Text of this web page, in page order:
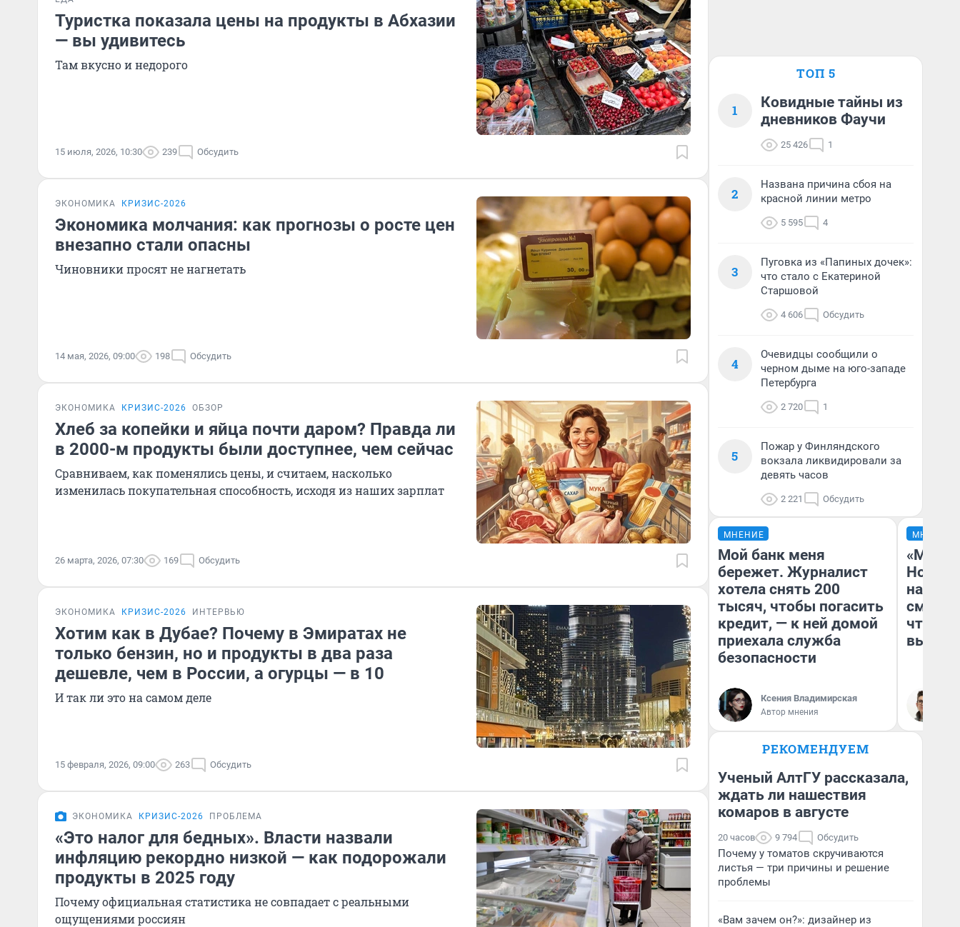
Туристка показала цены на продукты в Абхазии
— вы удивитесь
Там вкусно и недорого
15 июля, 2026, 10:30 239 Обсудить
ЭКОНОМИКА КРИЗИС-2026
Экономика молчания: как прогнозы о росте цен
внезапно стали опасны
Чиновники просят не нагнетать
14 мая, 2026, 09:00 198 Обсудить
ЭКОНОМИКА КРИЗИС-2026 ОБЗОР
Хлеб за копейки и яйца почти даром? Правда ли
в 2000-м продукты были доступнее, чем сейчас
Сравниваем, как поменялись цены, и считаем, насколько
изменилась покупательная способность, исходя из наших зарплат
26 марта, 2026, 07:30 169 Обсудить
ЭКОНОМИКА КРИЗИС-2026 ИНТЕРВЬЮ
Хотим как в Дубае? Почему в Эмиратах не
только бензин, но и продукты в два раза
дешевле, чем в России, а огурцы — в 10
И так ли это на самом деле
15 февраля, 2026, 09:00 263 Обсудить
ЭКОНОМИКА КРИЗИС-2026 ПРОБЛЕМА
«Это налог для бедных». Власти назвали
инфляцию рекордно низкой — как подорожали
продукты в 2025 году
Почему официальная статистика не совпадает с реальными
ощущениями россиян
ТОП 5
1
Ковидные тайны из
дневников Фаучи
25 426 1
2
Названа причина сбоя на
красной линии метро
5 595 4
3
Пуговка из «Папиных дочек»:
что стало с Екатериной
Старшовой
4 606 Обсудить
4
Очевидцы сообщили о
черном дыме на юго-западе
Петербурга
2 720 1
5
Пожар у Финляндского
вокзала ликвидировали за
девять часов
2 221 Обсудить
МНЕНИЕ
Мой банк меня
бережет. Журналист
хотела снять 200
тысяч, чтобы погасить
кредит, — к ней домой
приехала служба
безопасности
Ксения Владимирская
Автор мнения
МНЕНИЕ
«Мы
чтобы
РЕКОМЕНДУЕМ
Ученый АлтГУ рассказала,
ждать ли нашествия
комаров в августе
20 часов 9 794 Обсудить
Почему у томатов скручиваются
листья — три причины и решение
проблемы
«Вам зачем он?»: дизайнер из